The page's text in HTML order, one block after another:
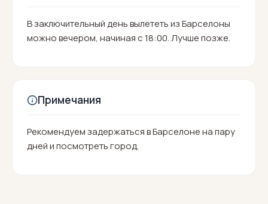
В заключительный день вылететь из Барселоны
можно вечером, начиная с 18:00. Лучше позже.
Примечания
Рекомендуем задержаться в Барселоне на пару
дней и посмотреть город.